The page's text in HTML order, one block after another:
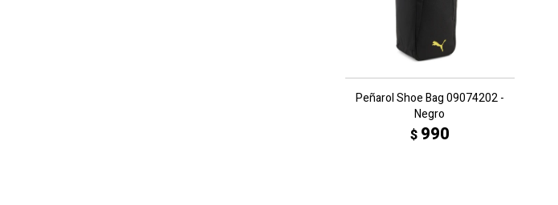
Peñarol Shoe Bag 09074202 -
Negro
$ 990